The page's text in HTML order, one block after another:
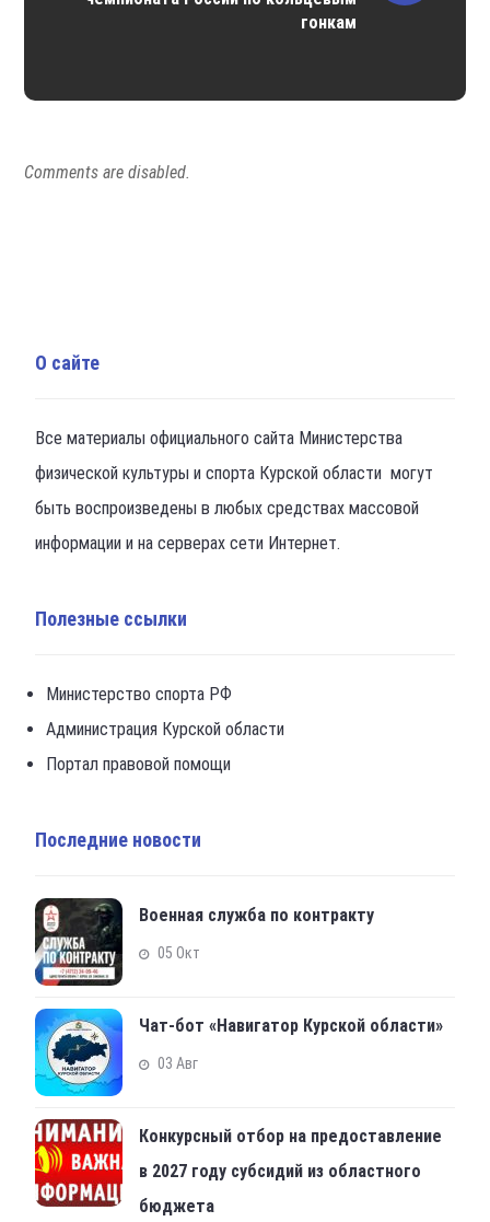
гонкам
Comments are disabled.
О сайте
Все материалы официального сайта Министерства
физической культуры и спорта Курской области могут
быть воспроизведены в любых средствах массовой
информации и на серверах сети Интернет.
Полезные ссылки
Министерство спорта РФ
Администрация Курской области
Портал правовой помощи
Последние новости
Военная служба по контракту
05 Окт
Чат-бот «Навигатор Курской области»
03 Авг
Конкурсный отбор на предоставление
в 2027 году субсидий из областного
бюджета